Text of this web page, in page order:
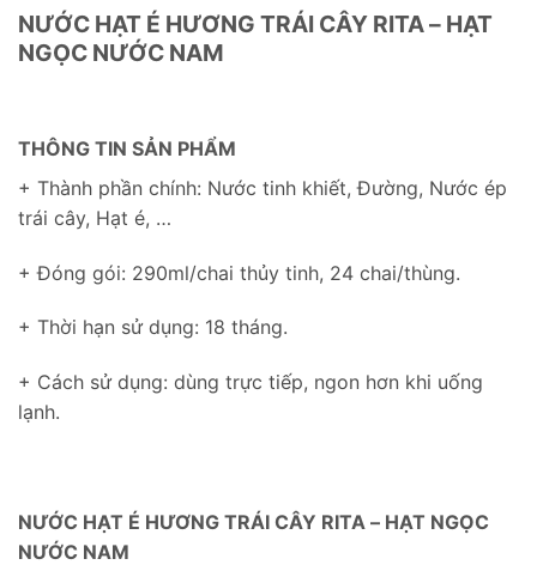
NƯỚC HẠT É HƯƠNG TRÁI CÂY RITA – HẠT
NGỌC NƯỚC NAM
THÔNG TIN SẢN PHẨM
+ Thành phần chính: Nước tinh khiết, Đường, Nước ép
trái cây, Hạt é, …
+ Đóng gói: 290ml/chai thủy tinh, 24 chai/thùng.
+ Thời hạn sử dụng: 18 tháng.
+ Cách sử dụng: dùng trực tiếp, ngon hơn khi uống
lạnh.
NƯỚC HẠT É HƯƠNG TRÁI CÂY RITA – HẠT NGỌC
NƯỚC NAM